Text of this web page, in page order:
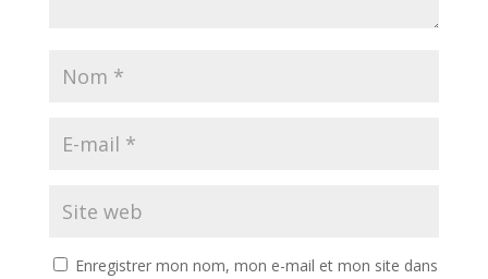
Enregistrer mon nom, mon e-mail et mon site dans